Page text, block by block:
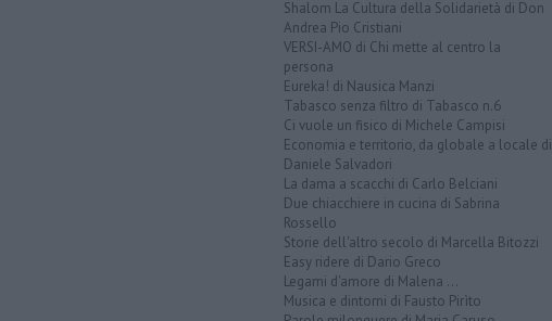
Shalom La Cultura della Solidarietà di Don
Andrea Pio Cristiani
VERSI-AMO di Chi mette al centro la
persona
Eureka! di Nausica Manzi
Tabasco senza filtro di Tabasco n.6
Ci vuole un fisico di Michele Campisi
Economia e territorio, da globale a locale di
Daniele Salvadori
La dama a scacchi di Carlo Belciani
Due chiacchiere in cucina di Sabrina
Rossello
Storie dell'altro secolo di Marcella Bitozzi
Easy ridere di Dario Greco
Legami d'amore di Malena ...
Musica e dintorni di Fausto Pirìto